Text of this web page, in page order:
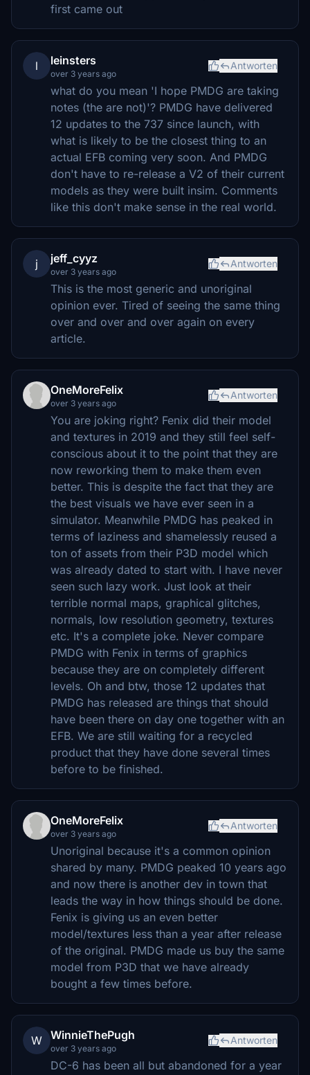
first came out
l leinsters
over 3 years ago
Antworten
what do you mean 'I hope PMDG are taking
notes (the are not)'? PMDG have delivered
12 updates to the 737 since launch, with
what is likely to be the closest thing to an
actual EFB coming very soon. And PMDG
don't have to re-release a V2 of their current
models as they were built insim. Comments
like this don't make sense in the real world.
j jeff_cyyz
over 3 years ago
Antworten
This is the most generic and unoriginal
opinion ever. Tired of seeing the same thing
over and over and over again on every
article.
OneMoreFelix
over 3 years ago
Antworten
You are joking right? Fenix did their model
and textures in 2019 and they still feel self-
conscious about it to the point that they are
now reworking them to make them even
better. This is despite the fact that they are
the best visuals we have ever seen in a
simulator. Meanwhile PMDG has peaked in
terms of laziness and shamelessly reused a
ton of assets from their P3D model which
was already dated to start with. I have never
seen such lazy work. Just look at their
terrible normal maps, graphical glitches,
normals, low resolution geometry, textures
etc. It's a complete joke. Never compare
PMDG with Fenix in terms of graphics
because they are on completely different
levels. Oh and btw, those 12 updates that
PMDG has released are things that should
have been there on day one together with an
EFB. We are still waiting for a recycled
product that they have done several times
before to be finished.
OneMoreFelix
over 3 years ago
Antworten
Unoriginal because it's a common opinion
shared by many. PMDG peaked 10 years ago
and now there is another dev in town that
leads the way in how things should be done.
Fenix is giving us an even better
model/textures less than a year after release
of the original. PMDG made us buy the same
model from P3D that we have already
bought a few times before.
W WinnieThePugh
over 3 years ago
Antworten
DC-6 has been all but abandoned for a year